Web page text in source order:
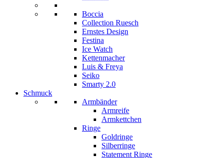
Boccia
Collection Ruesch
Ernstes Design
Festina
Ice Watch
Kettenmacher
Luis & Freya
Seiko
Smarty 2.0
Schmuck
Armbänder
Armreife
Armkettchen
Ringe
Goldringe
Silberringe
Statement Ringe